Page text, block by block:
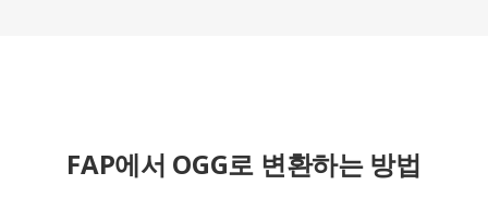
FAP에서 OGG로 변환하는 방법